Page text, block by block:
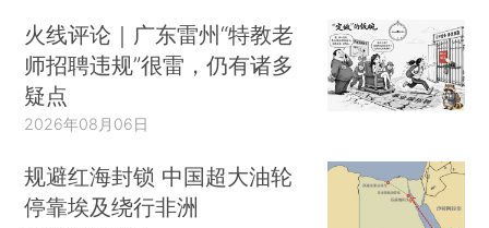
火线评论｜广东雷州“特教老
师招聘违规”很雷，仍有诸多
疑点
2026年08月06日
规避红海封锁 中国超大油轮
停靠埃及绕行非洲